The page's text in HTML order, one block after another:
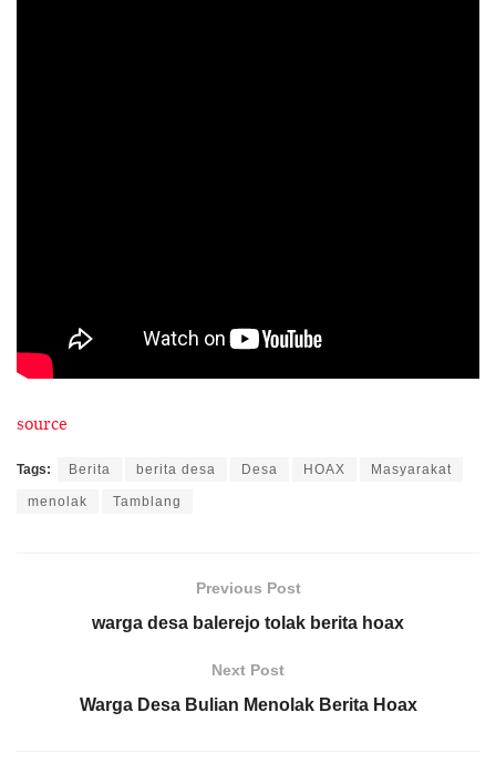
source
Tags: Berita berita desa Desa HOAX Masyarakat
menolak Tamblang
Previous Post
warga desa balerejo tolak berita hoax
Next Post
Warga Desa Bulian Menolak Berita Hoax